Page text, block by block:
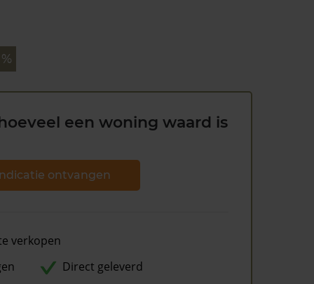
een woning waard is
ontvangen
verkopen
Direct geleverd